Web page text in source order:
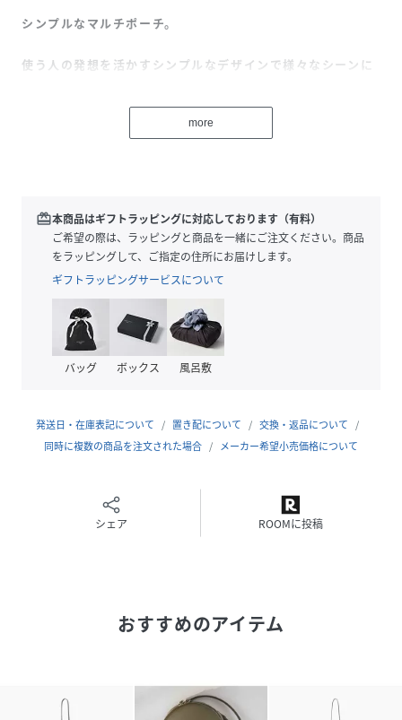
シンプルなマルチポーチ。
使う人の発想を活かすシンプルなデザインで様々なシーンに
ことでた落ち着いた彩度を表現。使い込むほどに美しいエイ
ジングを楽しむことが出来ます。
丁寧な縫製と断面の磨きは全て熟練した職人によって行われ
ており、シンプルなデザインの中にクラフトマンシップを感
-スペック-
外装：カードポケット×3
-Calma Series-
う、新しいスタンダードとしてリリース致します。
-環境への配慮-
more
redeem本商品はギフトラッピングに対応しております（有料）
ご希望の際は、ラッピングと商品を一緒にご注文ください。商品
をラッピングして、ご指定の住所にお届けします。
ギフトラッピングサービスについて
バッグ ボックス 風呂敷
発送日・在庫表記について 置き配について
交換・返品について
同時に複数の商品を注文された場合
メーカー希望小売価格について
シェア ROOMに投稿
おすすめのアイテム